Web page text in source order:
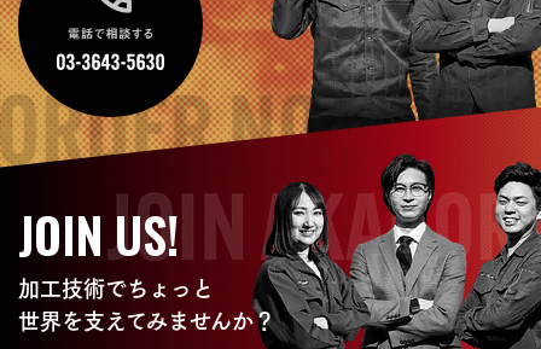
JOIN US!
加工技術でちょっと
世界を支えてみませんか？